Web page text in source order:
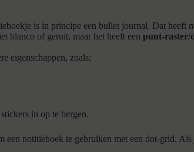
is in principe een bullet journal. Dat heeft
blanco of geruit, maar het heeft een punt-raster/
eigenschappen, zoals:
in op te bergen.
notitieboek te gebruiken met een dot-grid.